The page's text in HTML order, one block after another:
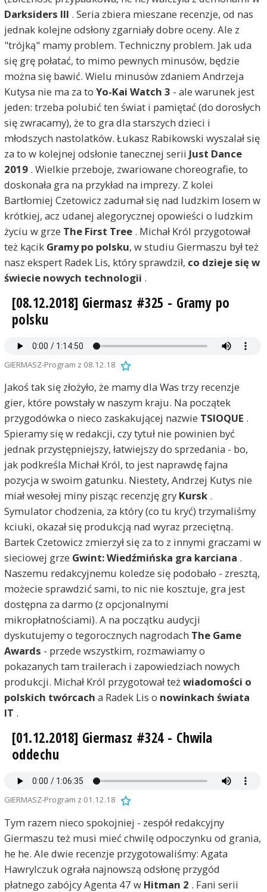
Darksiders III . Seria zbiera mieszane recenzje, od nas
jednak kolejne odsłony zgarniały dobre oceny. Ale z
"trójką" mamy problem. Techniczny problem. Jak uda
się grę połatać, to mimo pewnych minusów, będzie
można się bawić. Wielu minusów zdaniem Andrzeja
Kutysa nie ma za to Yo-Kai Watch 3 - ale warunek jest
jeden: trzeba polubić ten świat i pamiętać (do dorosłych
się zwracamy), że to gra dla starszych dzieci i
młodszych nastolatków. Łukasz Rabikowski wyszalał się
za to w kolejnej odsłonie tanecznej serii Just Dance
2019. Wielkie przeboje, zwariowane choreografie, to
doskonała gra na przykład na imprezy. Z kolei
Bartłomiej Czetowicz zadumał się nad ludzkim losem w
krótkiej, acz udanej alegorycznej opowieści o ludzkim
życiu w grze The First Tree. Michał Król przygotował
też kącik Gramy po polsku, w studiu Giermaszu był też
nasz ekspert Radek Lis, który sprawdził, co dzieje się w
świecie nowych technologii .
[08.12.2018] Giermasz #325 - Gramy po
polsku
GIERMASZ-Program z 08.12.18
Jakoś tak się złożyło, że mamy dla Was trzy recenzje
gier, które powstały w naszym kraju. Na początek
przygodówka o nieco zaskakującej nazwie TSIOQUE .
Spieramy się w redakcji, czy tytuł nie powinien być
jednak przystępniejszy, łatwiejszy do sprzedania - bo,
jak podkreśla Michał Król, to jest naprawdę fajna
pozycja w swoim gatunku. Niestety, Andrzej Kutys nie
miał wesołej miny pisząc recenzję gry Kursk.
Symulator chodzenia, za który (co tu kryć) trzymaliśmy
kciuki, okazał się produkcją nad wyraz przeciętną.
Bartek Czetowicz zmierzył się za to z innymi graczami w
sieciowej grze Gwint: Wiedźmińska gra karciana .
Naszemu redakcyjnemu koledze się podobało - zresztą,
możecie sprawdzić sami, to nic nie kosztuje, gra jest
dostępna za darmo (z opcjonalnymi
mikropłatnościami). A na początku audycji
dyskutujemy o tegorocznych nagrodach The Game
Awards - przede wszystkim, rozmawiamy o
pokazanych tam trailerach i zapowiedziach nowych
produkcji. Michał Król przygotował teżwiadomości o
polskich twórcach a Radek Lis o nowinkach świata
IT .
[01.12.2018] Giermasz #324 - Chwila
oddechu
GIERMASZ-Program z 01.12.18
Tym razem nieco spokojniej - zespół redakcyjny
Giermaszu też musi mieć chwilę odpoczynku od grania,
he he. Ale dwie recenzje przygotowaliśmy: Agata
Hawrylczuk ograła najnowszą odsłonę przygód
płatnego zabójcy Agenta 47 w Hitman 2 . Fani serii